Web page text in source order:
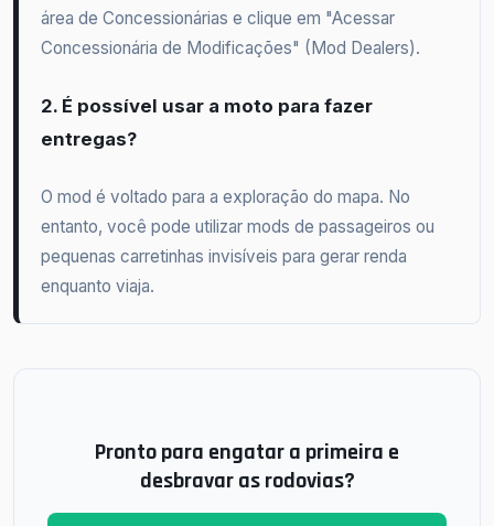
área de Concessionárias e clique em "Acessar
Concessionária de Modificações" (Mod Dealers).
2. É possível usar a moto para fazer
entregas?
O mod é voltado para a exploração do mapa. No
entanto, você pode utilizar mods de passageiros ou
pequenas carretinhas invisíveis para gerar renda
enquanto viaja.
Pronto para engatar a primeira e
desbravar as rodovias?